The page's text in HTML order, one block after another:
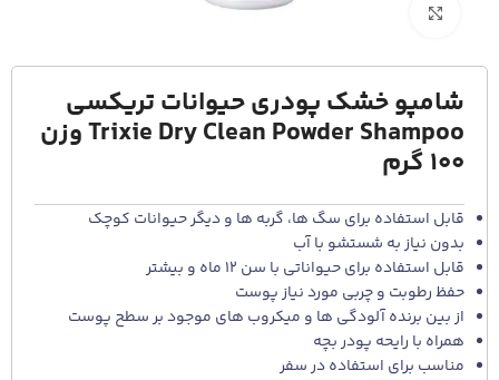
برای بزرگنمایی کلیک کنید
شامپو خشک پودری حیوانات تریکسی
Trixie Dry Clean Powder Shampoo وزن
100 گرم
قابل استفاده برای سگ ها، گربه ها و دیگر حیوانات کوچک
بدون نیاز به شستشو با آب
قابل استفاده برای حیواناتی با سن 12 ماه و بیشتر
حفظ رطوبت و چربی مورد نیاز پوست
از بین برنده آلودگی ها و میکروب های موجود بر سطح پوست
همراه با رایحه پودر بچه
مناسب برای استفاده در سفر